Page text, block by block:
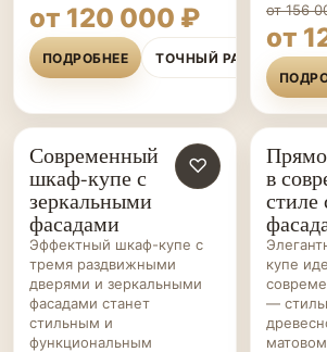
от 120 000 ₽
ПОДРОБНЕЕ ТОЧНЫЙ РАСЧЁТ
от 156
от
ШКАФЫ-
КУПЕ НА ЗАКАЗ
♡
Современный
шкаф-купе с
зеркальными
фасадами
Эффектный шкаф-купе с
тремя раздвижными
дверями и зеркальными
фасадами станет
стильным и
функциональным
КУПЕ
в
стиле
купе
—